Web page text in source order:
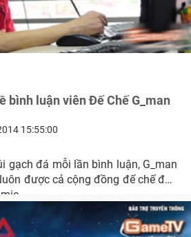
bình luận viên Đế Chế G_man
15:55:00
gạch đá mỗi lần bình luận, G_man
được cả cộng đồng đế chế đón